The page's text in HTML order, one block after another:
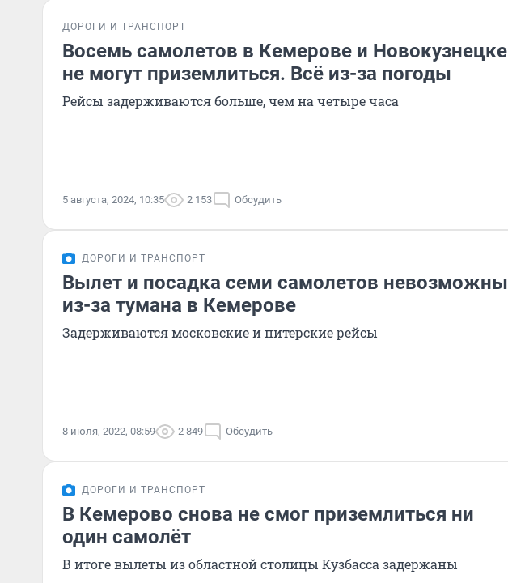
ДОРОГИ И ТРАНСПОРТ
Восемь самолетов в Кемерове и Новокузнецке
не могут приземлиться. Всё из-за погоды
Рейсы задерживаются больше, чем на четыре часа
5 августа, 2024, 10:35 2 153 Обсудить
ДОРОГИ И ТРАНСПОРТ
Вылет и посадка семи самолетов невозможны
из-за тумана в Кемерове
Задерживаются московские и питерские рейсы
8 июля, 2022, 08:59 2 849 Обсудить
ДОРОГИ И ТРАНСПОРТ
В Кемерово снова не смог приземлиться ни
один самолёт
В итоге вылеты из областной столицы Кузбасса задержаны